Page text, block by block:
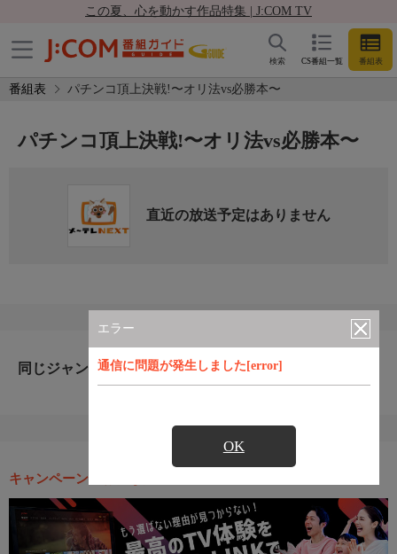
この夏、心を動かす作品特集 | J:COM TV
CS番組一覧 番組表
検索
番組表 パチンコ頂上決戦!〜オリ法vs必勝本〜
エラー
通信に問題が発生しました[error]
OK
パチンコ頂上決戦!〜オリ法vs必勝本〜
直近の放送予定はありません
同じジャンルのおすすめ番組
キャンペーン・お得な情報